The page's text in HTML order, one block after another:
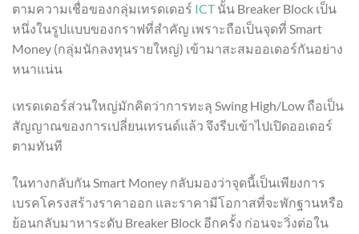
ตามความเชื่อของกลุ่มเทรดเดอร์ ICTนั้น Breaker Block เป็น
หนึ่งในรูปแบบของกราฟที่สำคัญ เพราะถือเป็นจุดที่ Smart
Money (กลุ่มนักลงทุนรายใหญ่) เข้ามาสะสมออเดอร์กันอย่าง
หนาแน่น
เทรดเดอร์ส่วนใหญ่มักคิดว่าการทะลุ Swing High/Low ถือเป็น
สัญญาณของการเปลี่ยนเทรนด์แล้ว จึงรีบเข้าไปเปิดออเดอร์
ตามทันที
ในทางกลับกัน Smart Money กลับมองว่าจุดนี้เป็นเพียงการ
เบรคโครงสร้างราคาออก และราคามีโอกาสที่จะพักฐานหรือ
ย้อนกลับมาหาระดับ Breaker Block อีกครั้ง ก่อนจะวิ่งต่อใน